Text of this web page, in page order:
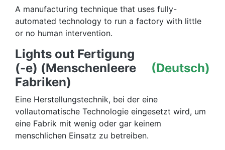
A manufacturing technique that uses fully-
automated technology to run a factory with little
or no human intervention.
Lights out Fertigung
(-e) (Menschenleere
Fabriken)
(Deutsch)
Eine Herstellungstechnik, bei der eine
vollautomatische Technologie eingesetzt wird, um
eine Fabrik mit wenig oder gar keinem
menschlichen Einsatz zu betreiben.